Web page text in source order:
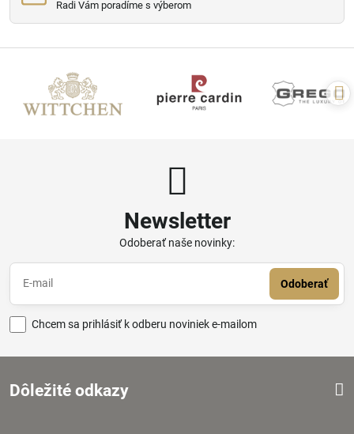
Radi Vám poradíme s výberom
Newsletter
Odoberať naše novinky:
Odoberať
Chcem sa prihlásiť k odberu noviniek e-mailom
Dôležité odkazy